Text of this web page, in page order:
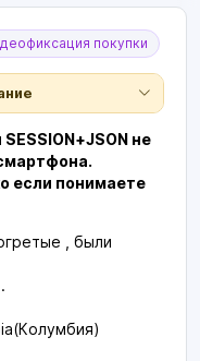
покупки
не
если понимаете
, были